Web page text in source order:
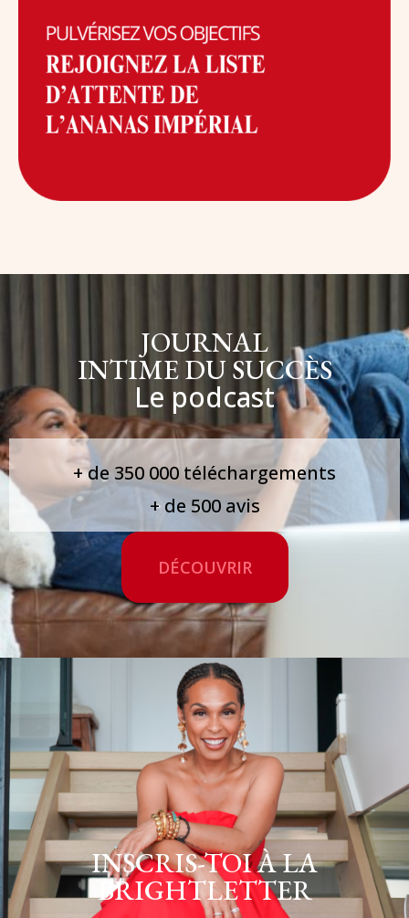
JOURNAL
INTIME DU SUCCÈS
Le podcast
+ de 350 000 téléchargements
+ de 500 avis
DÉCOUVRIR
INSCRIS-TOI À LA
BRIGHTLETTER